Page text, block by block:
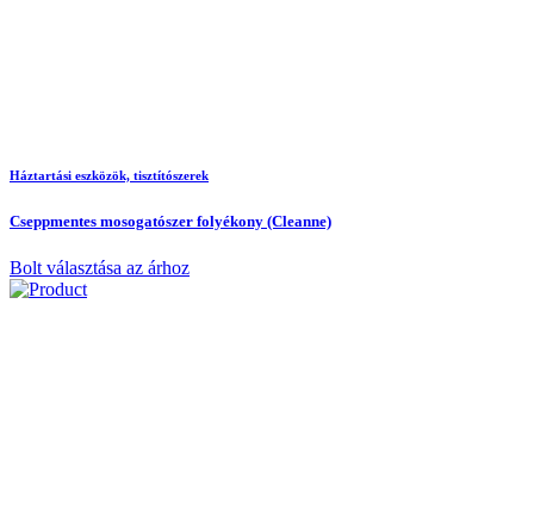
Háztartási eszközök, tisztítószerek
Cseppmentes mosogatószer folyékony (Cleanne)
Bolt választása az árhoz